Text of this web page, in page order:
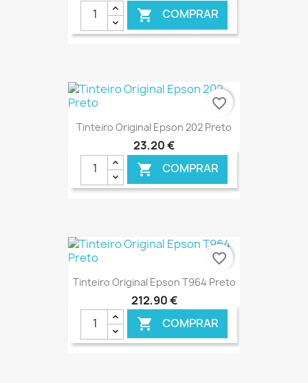
 COMPRAR
€ ONLINE
Tinteiro Original Epson 202 Preto
23,20 €
 COMPRAR
€ ONLINE
favorite_border
Tinteiro Original Epson T964 Preto
212,90 €
 COMPRAR
favorite_border